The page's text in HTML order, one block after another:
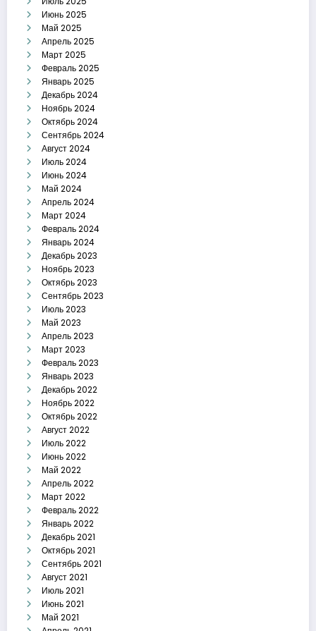
Июнь 2025
Май 2025
Апрель 2025
Март 2025
Февраль 2025
Январь 2025
Декабрь 2024
Ноябрь 2024
Октябрь 2024
Сентябрь 2024
Август 2024
Июль 2024
Июнь 2024
Май 2024
Апрель 2024
Март 2024
Февраль 2024
Январь 2024
Декабрь 2023
Ноябрь 2023
Октябрь 2023
Сентябрь 2023
Июль 2023
Май 2023
Апрель 2023
Март 2023
Февраль 2023
Январь 2023
Декабрь 2022
Ноябрь 2022
Октябрь 2022
Август 2022
Июль 2022
Июнь 2022
Май 2022
Апрель 2022
Март 2022
Февраль 2022
Январь 2022
Декабрь 2021
Октябрь 2021
Сентябрь 2021
Август 2021
Июль 2021
Июнь 2021
Май 2021